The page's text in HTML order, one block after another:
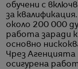
обучени с
за
около 200 000
работа заради
основно
Чрез Агенцията
осигурена